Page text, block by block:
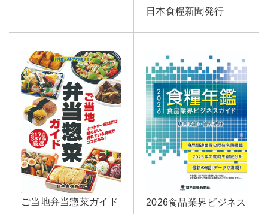
日本食糧新聞発行
ご当地弁当惣菜ガイド
2026食品業界ビジネス